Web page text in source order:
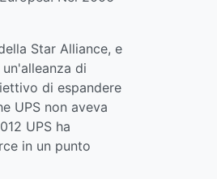
Star Alliance, e
di
di espandere
UPS non aveva
UPS ha
in un punto